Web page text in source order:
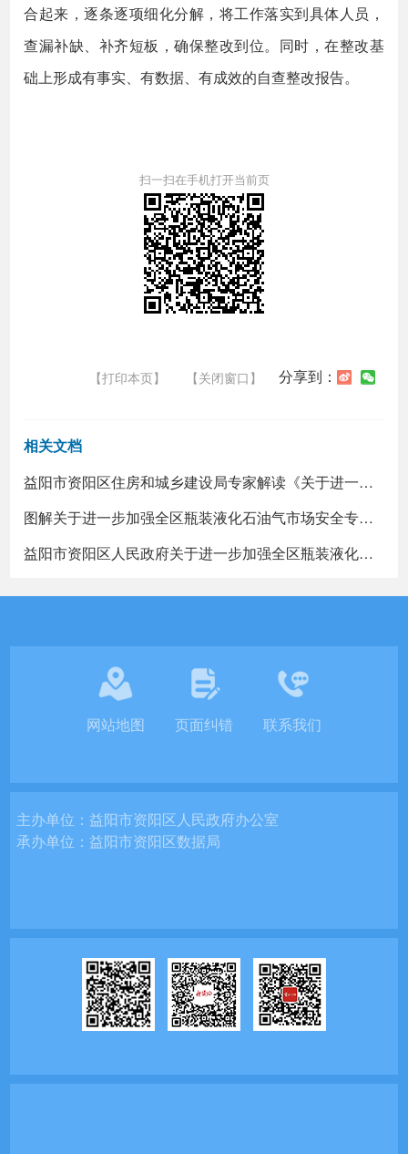
合起来，逐条逐项细化分解，将工作落实到具体人员，
查漏补缺、补齐短板，确保整改到位。同时，在整改基
础上形成有事实、有数据、有成效的自查整改报告。
扫一扫在手机打开当前页
【打印本页】 【关闭窗口】 分享到：
相关文档
益阳市资阳区住房和城乡建设局专家解读《关于进一步加强全区瓶装液化石油气市场安全专项整治工作的通告》
图解关于进一步加强全区瓶装液化石油气市场安全专项整治工作的通告
益阳市资阳区人民政府关于进一步加强全区瓶装液化石油气市场安全专项整治工作的通告
网站地图 页面纠错 联系我们
主办单位：益阳市资阳区人民政府办公室
承办单位：益阳市资阳区数据局